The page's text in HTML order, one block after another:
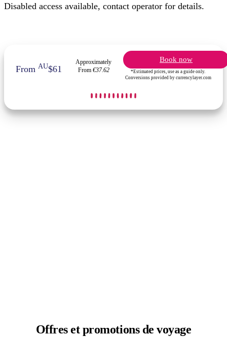
Disabled access available, contact operator for details.
FromAU$61
Approximately
From €37.62
Book now
*Estimated prices, use as a guide only.
Conversions provided by currencylayer.com
Offres etpromotions de voyage